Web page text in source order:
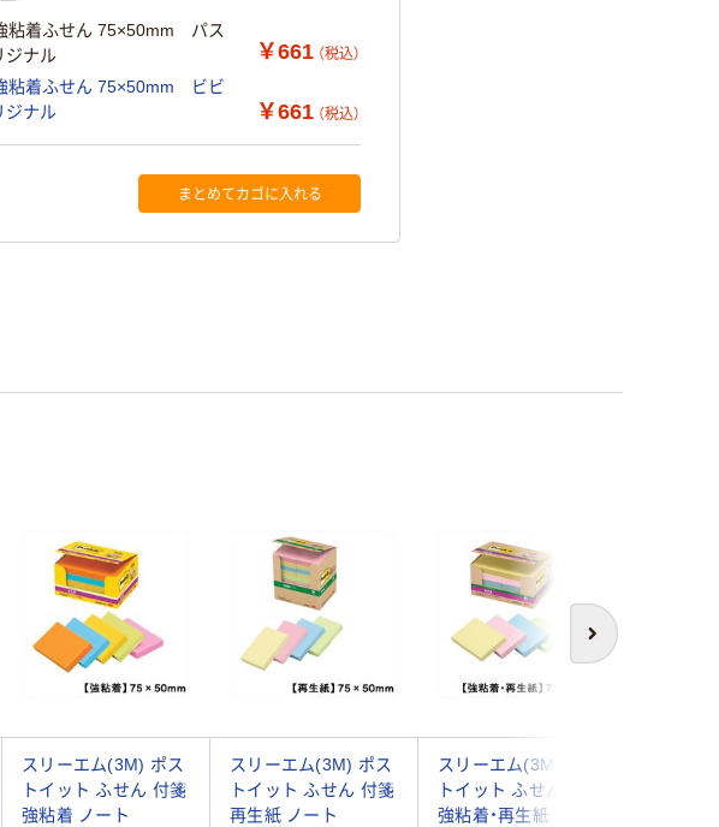
強粘着ふせん 75×50mm パス
ナル
￥661 （税込）
強粘着ふせん 75×50mm ビビ
ナル
￥661 （税込）
まとめてカゴに入れる
次へ
スリーエム(3M) ポス
トイット ふせん 付箋
強粘着 ノート
スリーエム(3M) ポス
トイット ふせん 付箋
再生紙 ノート
スリーエム(3M) ポス
トイット ふせん 付箋
強粘着・再生紙 ノー